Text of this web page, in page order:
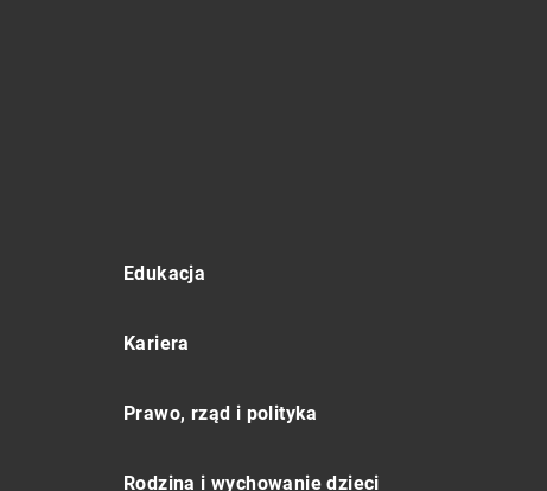
Edukacja
Kariera
Prawo, rząd i polityka
Rodzina i wychowanie dzieci